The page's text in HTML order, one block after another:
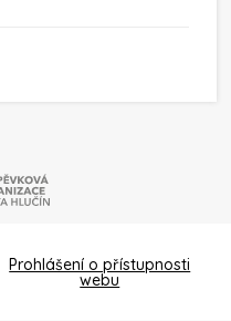
Prohlášení o přístupnosti
webu